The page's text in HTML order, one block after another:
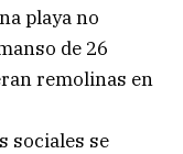
playa no
de 26
remolinas en
sociales se